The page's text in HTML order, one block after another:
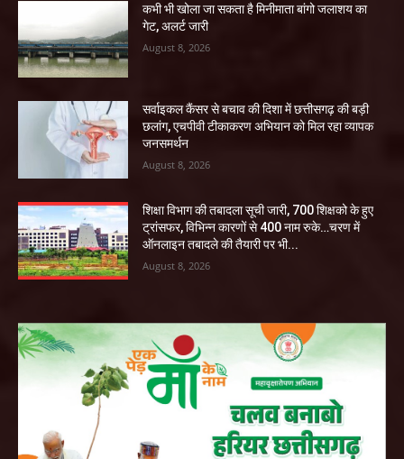
कभी भी खोला जा सकता है मिनीमाता बांगो जलाशय का
गेट, अलर्ट जारी
August 8, 2026
सर्वाइकल कैंसर से बचाव की दिशा में छत्तीसगढ़ की बड़ी
छलांग, एचपीवी टीकाकरण अभियान को मिल रहा व्यापक
जनसमर्थन
August 8, 2026
शिक्षा विभाग की तबादला सूची जारी, 700 शिक्षको के हुए
ट्रांसफर, विभिन्न कारणों से 400 नाम रुके…चरण में
ऑनलाइन तबादले की तैयारी पर भी...
August 8, 2026